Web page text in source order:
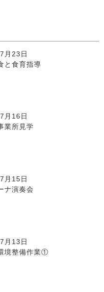
月23日
と食育指導
月16日
業所見学
月15日
ナ演奏会
月13日
境整備作業①